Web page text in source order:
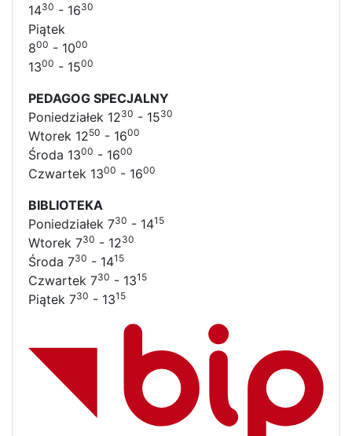
1430 - 1630
Piątek
800 - 1000
1300 - 1500
PEDAGOG SPECJALNY
Poniedziałek 1230 - 1530
Wtorek 1250 - 1600
Środa 1300 - 1600
Czwartek 1300 - 1600
BIBLIOTEKA
Poniedziałek 730 - 1415
Wtorek 730 - 1230
Środa 730 - 1415
Czwartek 730 - 1315
Piątek 730 - 1315